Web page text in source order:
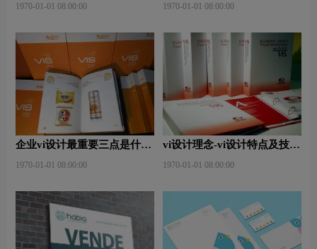
1970-01-01 08:00:00 1970-01-01 08:00:00
企业vi设计最重要三点是什
1970-01-01 08:00:00
vi设计理念-vi设计特点及技巧
1970-01-01 08:00:00